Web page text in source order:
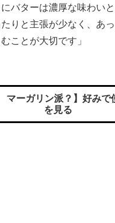
バターは濃厚な味わい
りと主張が少なく、あ
ことが大切です」
ーガリン派？】好みで
を見る